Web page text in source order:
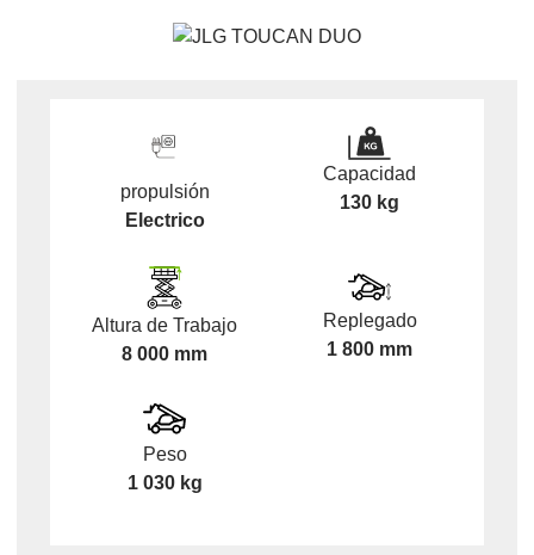
propulsión
Electrico
Capacidad
130 kg
Altura de Trabajo
8 000 mm
Replegado
1 800 mm
Peso
1 030 kg